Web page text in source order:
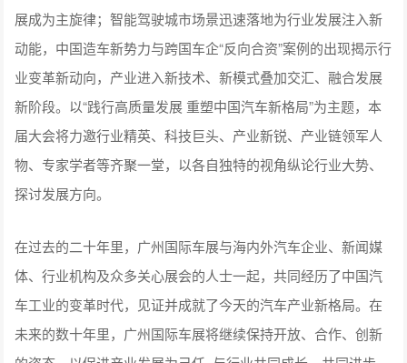
展成为主旋律；智能驾驶城市场景迅速落地为行业发展注入新
动能，中国造车新势力与跨国车企“反向合资”案例的出现揭示行
业变革新动向，产业进入新技术、新模式叠加交汇、融合发展
新阶段。以“践行高质量发展 重塑中国汽车新格局”为主题，本
届大会将力邀行业精英、科技巨头、产业新锐、产业链领军人
物、专家学者等齐聚一堂，以各自独特的视角纵论行业大势、
探讨发展方向。
在过去的二十年里，广州国际车展与海内外汽车企业、新闻媒
体、行业机构及众多关心展会的人士一起，共同经历了中国汽
车工业的变革时代，见证并成就了今天的汽车产业新格局。在
未来的数十年里，广州国际车展将继续保持开放、合作、创新